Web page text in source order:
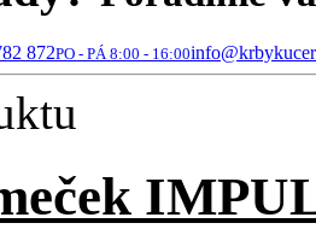
872PO - PÁ 8:00 - 16:00